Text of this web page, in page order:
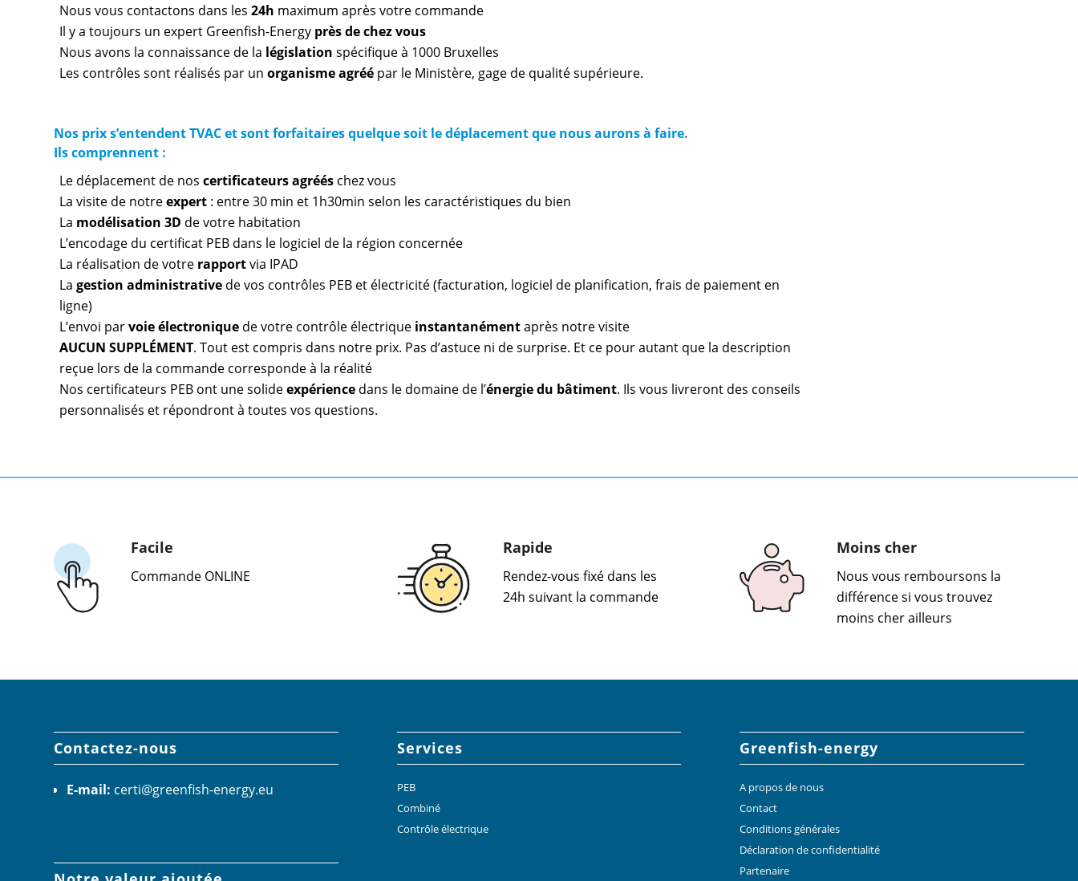
Nous vous contactons dans les 24h maximum après votre commande
Il y a toujours un expert Greenfish-Energy près de chez vous
Nous avons la connaissance de la législation spécifique à 1000 Bruxelles
Les contrôles sont réalisés par un organisme agréé par le Ministère, gage de qualité supérieure.
Nos prix s’entendent TVAC et sont forfaitaires quelque soit le déplacement que nous aurons à faire.
Ils comprennent :
Le déplacement de nos certificateurs agréés chez vous
La visite de notreexpert : entre 30 min et 1h30min selon les caractéristiques du bien
La modélisation 3D de votre habitation
L’encodage du certificat PEB dans le logiciel de la région concernée
La réalisation de votre rapportvia IPAD
La gestion administrative de vos contrôles PEB et électricité (facturation, logiciel de planification, frais de paiement en
ligne)
L’envoi parvoie électronique de votre contrôle électrique instantanémentaprès notre visite
AUCUN SUPPLÉMENT. Tout est compris dans notre prix. Pas d’astuce ni de surprise. Et ce pour autant que la description
reçue lors de la commande corresponde à la réalité
Nos certificateurs PEB ont une solideexpérience dans le domaine de l’énergie du bâtiment. Ils vous livreront des conseils
personnalisés et répondront à toutes vos questions.
Facile
Commande ONLINE
Rapide
Rendez-vous fixé dans les
24h suivant la commande
Moins cher
Nous vous remboursons la
différence si vous trouvez
moins cher ailleurs
Contactez-nous
E-mail: certi@greenfish-energy.eu
Services
PEB
Combiné
Contrôle électrique
Greenfish-energy
A propos de nous
Contact
Conditions générales
Déclaration de confidentialité
Partenaire